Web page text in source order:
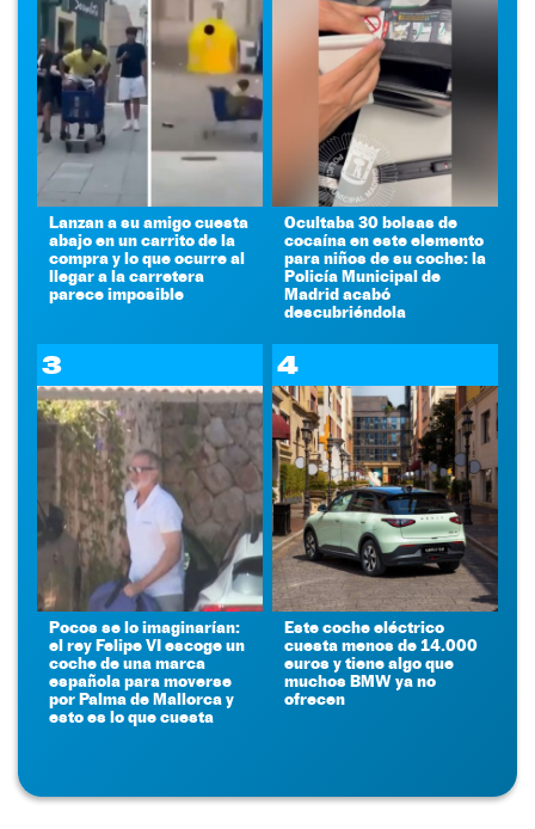
Lanzan a su amigo cuesta
abajo en un carrito de la
compra y lo que ocurre al
llegar a la carretera
parece imposible
Ocultaba 30 bolsas de
cocaína en este elemento
para niños de su coche: la
Policía Municipal de
Madrid acabó
descubriéndola
3
Pocos se lo imaginarían:
el rey Felipe VI escoge un
coche de una marca
española para moverse
por Palma de Mallorca y
esto es lo que cuesta
4
Este coche eléctrico
cuesta menos de 14.000
euros y tiene algo que
muchos BMW ya no
ofrecen